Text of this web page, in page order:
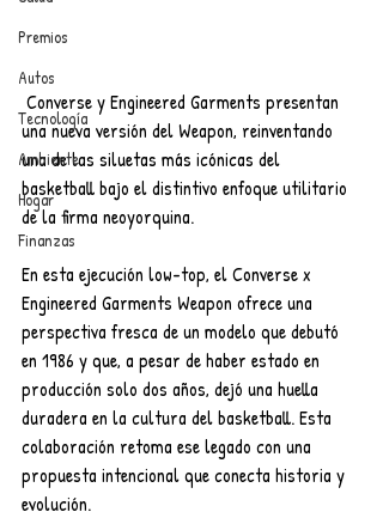
Premios
Autos
Tecnología
Ambiente
Hogar
Finanzas
una nueva versión del Weapon, reinventando
una de las siluetas más icónicas del
basketball bajo el distintivo enfoque utilitario
de la firma neoyorquina.
En esta ejecución low-top, el Converse x
Engineered Garments Weapon ofrece una
perspectiva fresca de un modelo que debutó
en 1986 y que, a pesar de haber estado en
producción solo dos años, dejó una huella
duradera en la cultura del basketball. Esta
colaboración retoma ese legado con una
propuesta intencional que conecta historia y
evolución.